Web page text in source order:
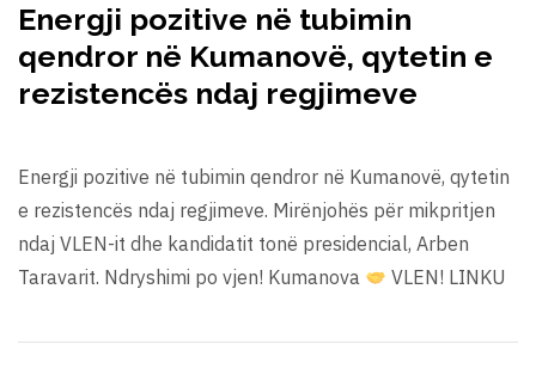
Energji pozitive në tubimin
qendror në Kumanovë, qytetin e
rezistencës ndaj regjimeve
Energji pozitive në tubimin qendror në Kumanovë, qytetin
e rezistencës ndaj regjimeve. Mirënjohës për mikpritjen
ndaj VLEN-it dhe kandidatit tonë presidencial, Arben
Taravarit. Ndryshimi po vjen! Kumanova
VLEN! LINKU